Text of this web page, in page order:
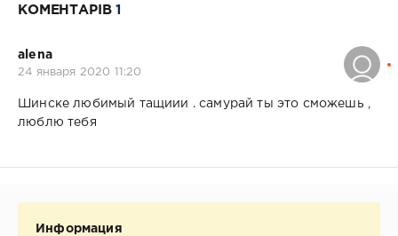
КОМЕНТАРІВ1
alena
24 января 2020 11:20
Шинске любимый тащиии . самурай ты это сможешь ,
люблю тебя
Информация